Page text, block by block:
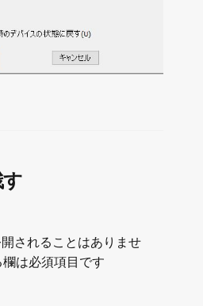
されることはありませ
は必須項目です